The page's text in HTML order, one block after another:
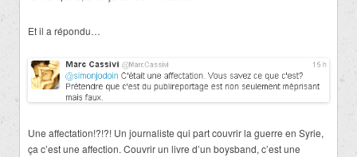
Et il a répondu…
Une affectation!?!?! Un journaliste qui part couvrir la guerre en Syrie,
ça c’est une affection. Couvrir un livre d’un boysband, c’est une